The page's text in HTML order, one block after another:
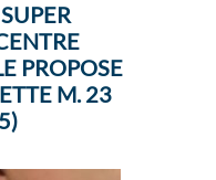
PROPOSE
M. 23